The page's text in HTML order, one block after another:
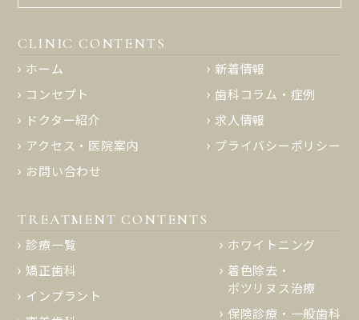
CLINIC CONTENTS
ホーム
コンセプト
ドクター紹介
アクセス・医院案内
お問い合わせ
新着情報
歯科コラム・症例
求人情報
プライバシーポリシー
TREATMENT CONTENTS
診療一覧
矯正歯科
インプラント
ホワイトニング
着色除去・
ボツリヌス治療
保険診療・一般歯科